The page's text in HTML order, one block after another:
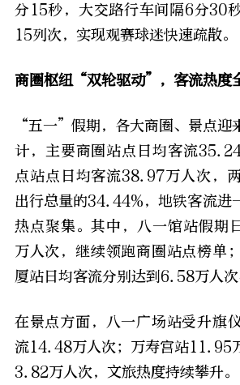
分15秒，大交路行车间隔6分30
15列次，实现观赛球迷快速疏散。
商圈枢纽“双轮驱动”，客流热度
“五一”假期，各大商圈、景点迎
计，主要商圈站点日均客流
点站点日均客流38.97万人次，
出行总量的34.44%，地铁客流进
热点聚集。其中，八一馆站假期
万人次，继续领跑商圈站点榜单
厦站日均客流分别达到6.58万人次
在景点方面，八一广场站受升旗
流14.48万人次；万寿宫站11.95
3.82万人次，文旅热度持续攀升。